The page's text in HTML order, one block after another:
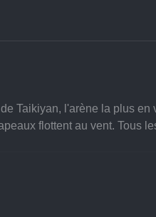
Taikiyan, l'arène la plus
flottent au vent.